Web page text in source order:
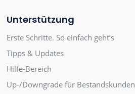
Unterstützung
Erste Schritte. So einfach geht’s
Tipps & Updates
Hilfe-Bereich
Up-/Downgrade für Bestandskunden